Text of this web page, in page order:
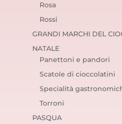
Rosa
Rossi
GRANDI MARCHI DEL
NATALE
Panettoni e pandori
Scatole di cioccolatini
Specialità
Torroni
PASQUA